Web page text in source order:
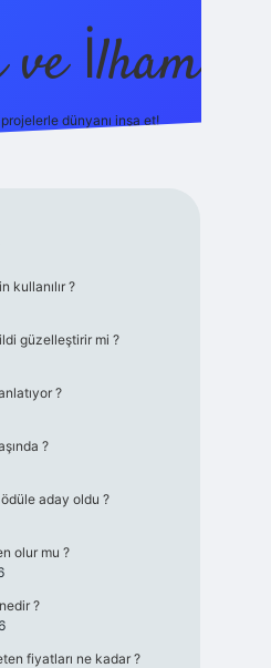
ve İlham
projelerle dünyanı inşa et!
kullanılır ?
güzelleştirir mi ?
?
?
aday oldu ?
olur mu ?
?
fiyatları ne kadar ?